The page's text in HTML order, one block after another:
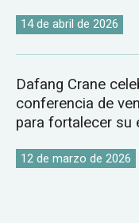
14 de abril de 2026
Dafang Crane
conferencia de
para fortalecer su
12 de marzo de 2026